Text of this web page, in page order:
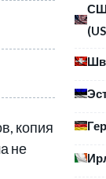
копия
не